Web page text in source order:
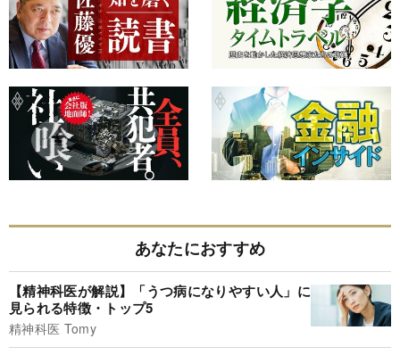
あなたにおすすめ
【精神科医が解説】「うつ病になりやすい人」に
見られる特徴・トップ5
精神科医 Tomy